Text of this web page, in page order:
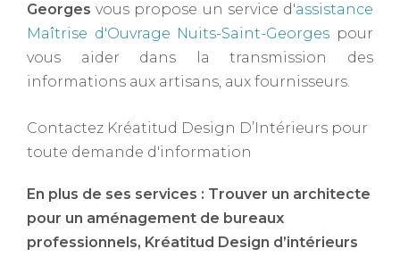
Georges ​vous propose un service d'assistance
Maîtrise d'Ouvrage Nuits-Saint-Georges pour
vous aider dans la transmission des
informations aux artisans, aux fournisseurs.
Contactez Kréatitud Design D’Intérieurs pour
toute demande d'information
En plus de ses services : Trouver un architecte
pour un aménagement de bureaux
professionnels, Kréatitud Design d’intérieurs